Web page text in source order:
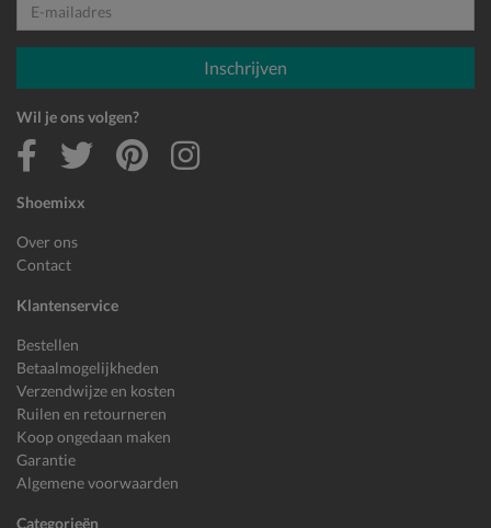
Shoemixx
Over ons
Contact
Klantenservice
Bestellen
Betaalmogelijkheden
Verzendwijze en kosten
Ruilen en retourneren
Koop ongedaan maken
Garantie
Algemene voorwaarden
Categorieën
E-mailadres
Inschrijven
Wil je ons volgen?